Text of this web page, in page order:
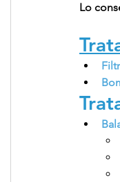
Lo